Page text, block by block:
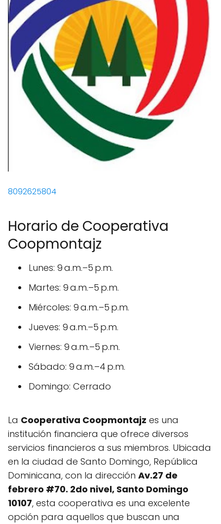
8092625804
Horario de Cooperativa
Coopmontajz
Lunes: 9 a.m.–5 p.m.
Martes: 9 a.m.–5 p.m.
Miércoles: 9 a.m.–5 p.m.
Jueves: 9 a.m.–5 p.m.
Viernes: 9 a.m.–5 p.m.
Sábado: 9 a.m.–4 p.m.
Domingo: Cerrado
La Cooperativa Coopmontajz es una
institución financiera que ofrece diversos
servicios financieros a sus miembros. Ubicada
en la ciudad de Santo Domingo, República
Dominicana, con la dirección Av.27 de
febrero #70. 2do nivel, Santo Domingo
10107, esta cooperativa es una excelente
opción para aquellos que buscan una